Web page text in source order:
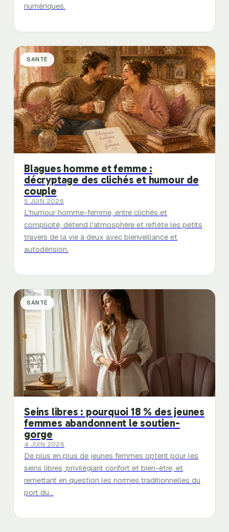
numériques.
SANTÉ
Blagues homme et femme :
décryptage des clichés et humour de
couple
5 JUIN 2026
L'humour homme-femme, entre clichés et
complicité, détend l'atmosphère et reflète les petits
travers de la vie à deux avec bienveillance et
autodérision.
SANTÉ
Seins libres : pourquoi 18 % des jeunes
femmes abandonnent le soutien-
gorge
4 JUIN 2026
De plus en plus de jeunes femmes optent pour les
seins libres, privilégiant confort et bien-être, et
remettant en question les normes traditionnelles du
port du…